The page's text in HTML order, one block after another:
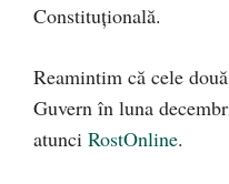
Constituțională.
Reamintim că cele
Guvern în luna
atunci RostOnline.